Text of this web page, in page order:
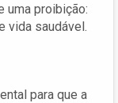
uma proibição:
vida saudável.
para que a